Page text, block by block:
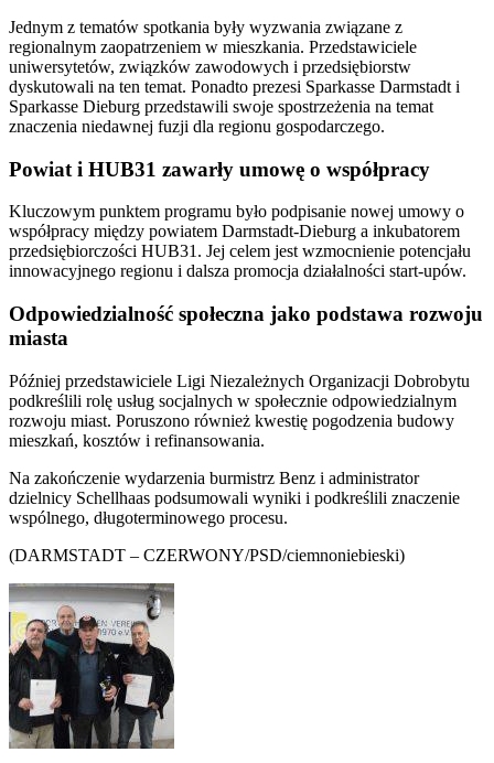
Jednym z tematów spotkania były wyzwania związane z
regionalnym zaopatrzeniem w mieszkania. Przedstawiciele
uniwersytetów, związków zawodowych i przedsiębiorstw
dyskutowali na ten temat. Ponadto prezesi Sparkasse Darmstadt i
Sparkasse Dieburg przedstawili swoje spostrzeżenia na temat
znaczenia niedawnej fuzji dla regionu gospodarczego.
Powiat i HUB31 zawarły umowę o współpracy
Kluczowym punktem programu było podpisanie nowej umowy o
współpracy między powiatem Darmstadt-Dieburg a inkubatorem
przedsiębiorczości HUB31. Jej celem jest wzmocnienie potencjału
innowacyjnego regionu i dalsza promocja działalności start-upów.
Odpowiedzialność społeczna jako podstawa rozwoju
miasta
Później przedstawiciele Ligi Niezależnych Organizacji Dobrobytu
podkreślili rolę usług socjalnych w społecznie odpowiedzialnym
rozwoju miast. Poruszono również kwestię pogodzenia budowy
mieszkań, kosztów i refinansowania.
Na zakończenie wydarzenia burmistrz Benz i administrator
dzielnicy Schellhaas podsumowali wyniki i podkreślili znaczenie
wspólnego, długoterminowego procesu.
(DARMSTADT – CZERWONY/PSD/ciemnoniebieski)